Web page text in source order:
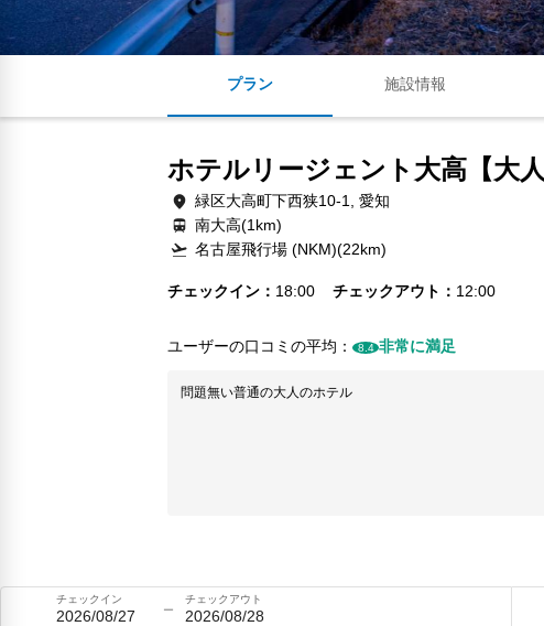
プラン 施設情報
ホテルリージェント大高【大人
緑区大高町下西狭10-1, 愛知
南大高(1km)
名古屋飛行場 (NKM)(22km)
チェックイン 18:00 チェックアウト 12:00
ユーザーの口コミの平均： 8.4 非常に満足
問題無い普通の大人のホテル
チェックイン
2026/08/27
チェックアウト
2026/08/28